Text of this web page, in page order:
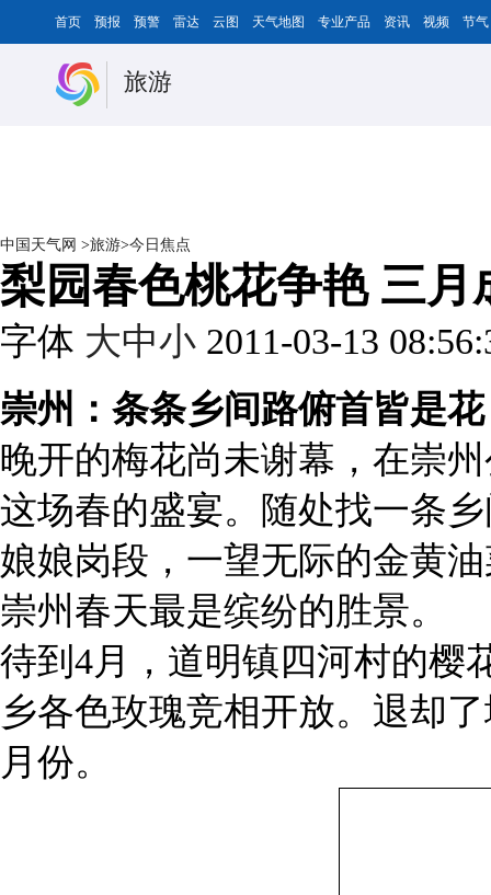
首页 预报 预警 雷达 云图 天气地图 专业产品 资讯 视频 节气
旅游
中国天气网 >旅游>今日焦点
梨园春色桃花争艳 三
字体 大中小 2011-03-13
崇州：条条乡间路俯首皆是花
晚开的梅花尚未谢幕，在崇
这场春的盛宴。随处找一条
娘娘岗段，一望无际的金黄
崇州春天最是缤纷的胜景。
待到4月，道明镇四河村的樱
乡各色玫瑰竞相开放。退却
月份。